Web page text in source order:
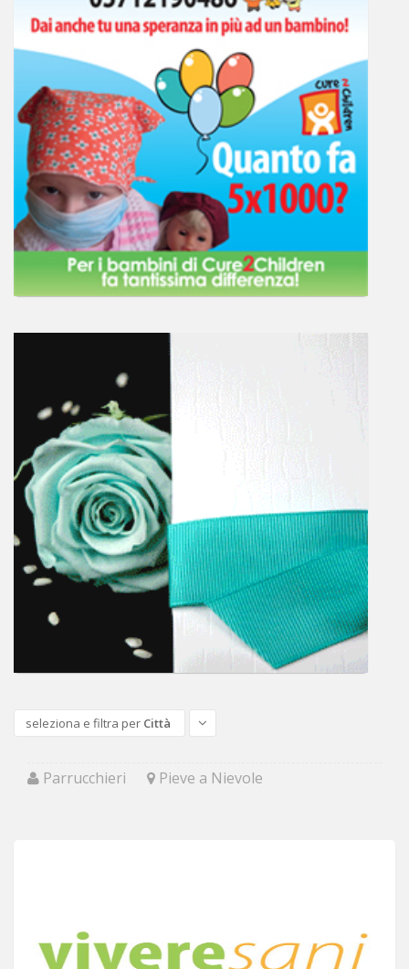
seleziona e filtra per Città
Parrucchieri Pieve a Nievole